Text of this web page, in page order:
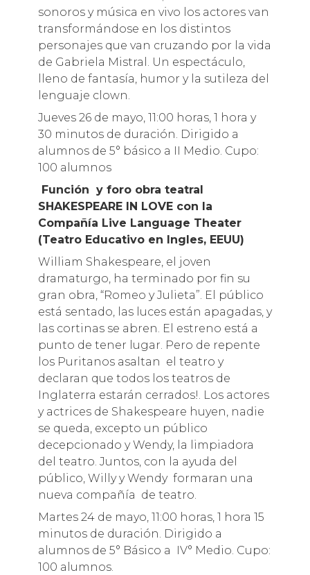
sonoros y música en vivo los actores van
transformándose en los distintos
personajes que van cruzando por la vida
de Gabriela Mistral. Un espectáculo,
lleno de fantasía, humor y la sutileza del
lenguaje clown.
Jueves 26 de mayo, 11:00 horas, 1 hora y
30 minutos de duración. Dirigido a
alumnos de 5° básico a II Medio. Cupo:
100 alumnos
Función y foro obra teatral
SHAKESPEARE IN LOVE con la
Compañía Live Language Theater
(Teatro Educativo en Ingles, EEUU)
William Shakespeare, el joven
dramaturgo, ha terminado por fin su
gran obra, “Romeo y Julieta”. El público
está sentado, las luces están apagadas, y
las cortinas se abren. El estreno está a
punto de tener lugar. Pero de repente
los Puritanos asaltan el teatro y
declaran que todos los teatros de
Inglaterra estarán cerrados!. Los actores
y actrices de Shakespeare huyen, nadie
se queda, excepto un público
decepcionado y Wendy, la limpiadora
del teatro. Juntos, con la ayuda del
público, Willy y Wendy formaran una
nueva compañía de teatro.
Martes 24 de mayo, 11:00 horas, 1 hora 15
minutos de duración. Dirigido a
alumnos de 5° Básico a IV° Medio. Cupo:
100 alumnos.